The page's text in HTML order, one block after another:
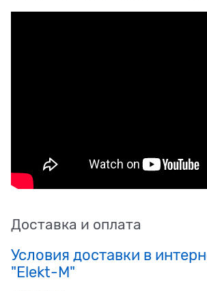
Доставка и оплата
Условия доставки в
"Elekt-M"